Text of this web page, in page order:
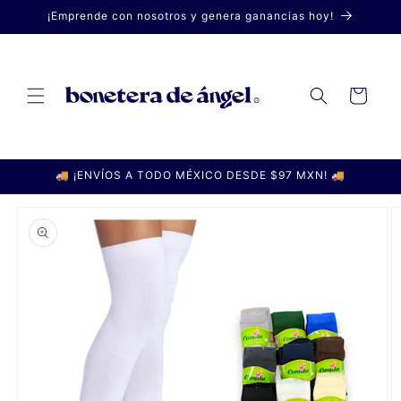
directamente
al contenido
¡Emprende con nosotros y genera ganancias hoy!
Carrito
🚚 ¡ENVÍOS A TODO MÉXICO DESDE $97 MXN! 🚚
información